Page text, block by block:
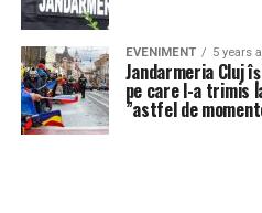
EVENIMENT 5 years
Jandarmeria Cluj
pe care l-a trimis
”astfel de